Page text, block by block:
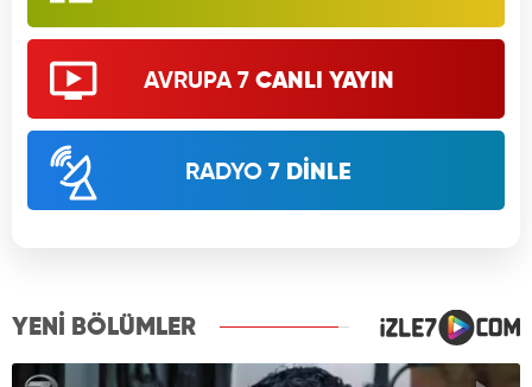
AVRUPA 7 CANLI YAYIN
RADYO 7 DİNLE
YENİ BÖLÜMLER